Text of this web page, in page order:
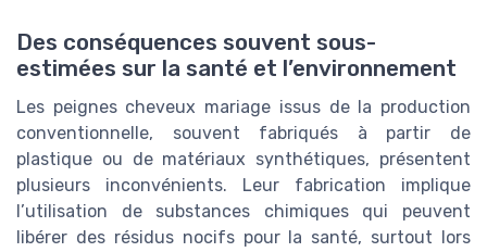
Des conséquences souvent sous-
estimées sur la santé et l’environnement
Les peignes cheveux mariage issus de la production
conventionnelle, souvent fabriqués à partir de
plastique ou de matériaux synthétiques, présentent
plusieurs inconvénients. Leur fabrication implique
l’utilisation de substances chimiques qui peuvent
libérer des résidus nocifs pour la santé, surtout lors